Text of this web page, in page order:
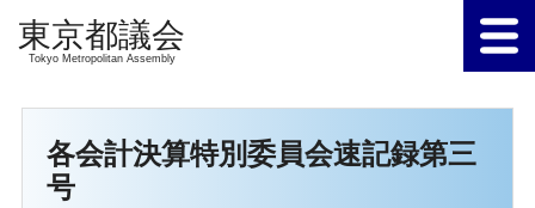
Tokyo Metropolitan Assembly
各会計決算特別委員会速記録第三
号